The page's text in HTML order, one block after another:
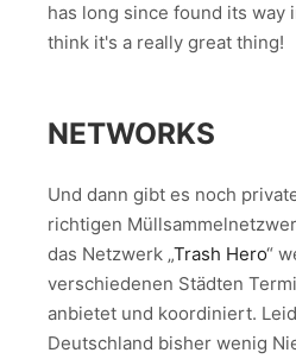
has long since found its way
think it's a really great thing!
NETWORKS
Und dann gibt es noch
richtigen
das Netzwerk „Trash Hero“
verschiedenen Städten
anbietet und koordiniert.
Deutschland bisher wenig